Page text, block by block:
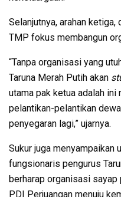
Selanjutnya, arahan
TMP fokus membangun
“Tanpa organisasi yang
Taruna Merah Putih akan
utama pak ketua adalah
pelantikan-pelantikan
penyegaran lagi,” ujarnya.
Sukur juga menyampaikan
fungsionaris pengurus
berharap organisasi
PDI Perjuangan menuju